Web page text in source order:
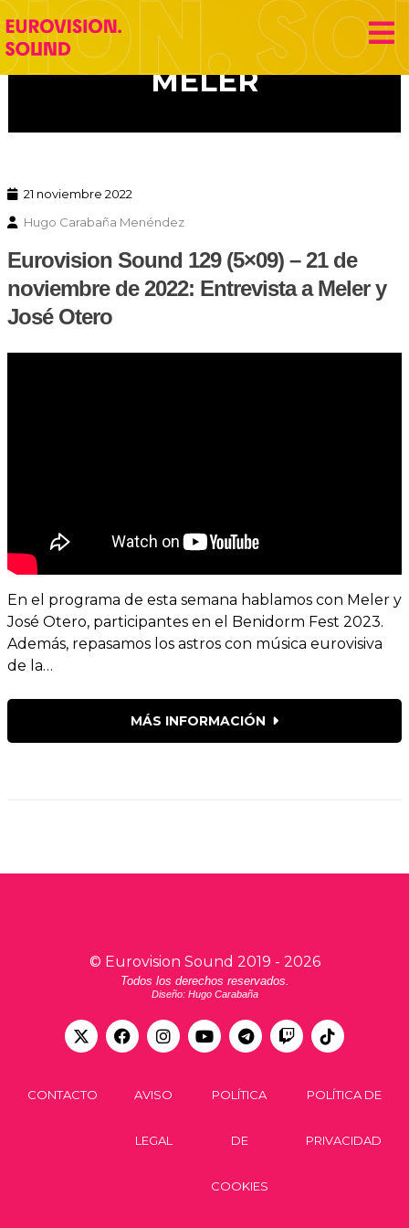
Eurovision Sound
MELER
21 noviembre 2022
Hugo Carabaña Menéndez
Eurovision Sound 129 (5×09) – 21 de
noviembre de 2022: Entrevista a Meler y
José Otero
En el programa de esta semana hablamos con Meler y
José Otero, participantes en el Benidorm Fest 2023.
Además, repasamos los astros con música eurovisiva
de la…
MÁS INFORMACIÓN
© Eurovision Sound 2019 - 2026
Todos los derechos reservados.
Diseño: Hugo Carabaña
CONTACTO AVISO
LEGAL
POLÍTICA
DE
COOKIES
POLÍTICA DE
PRIVACIDAD